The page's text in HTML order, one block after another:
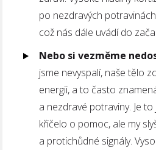
po nezdravých
což nás dále uvádí do
Nebo si vezměme
jsme nevyspalí, naše tělo
energii, a to často
a nezdravé potraviny. Je
křičelo o pomoc, ale my
a protichůdné signály.